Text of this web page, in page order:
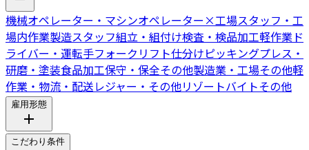
機械オペレーター・マシンオペレーター ×工場スタッフ・工
場内作業製造スタッフ組立・組付け検査・検品加工軽作業ド
ライバー・運転手フォークリフト仕分けピッキングプレス・
研磨・塗装食品加工保守・保全その他製造業・工場その他軽
作業・物流・配送レジャー・その他リゾートバイトその他
雇用形態
こだわり条件